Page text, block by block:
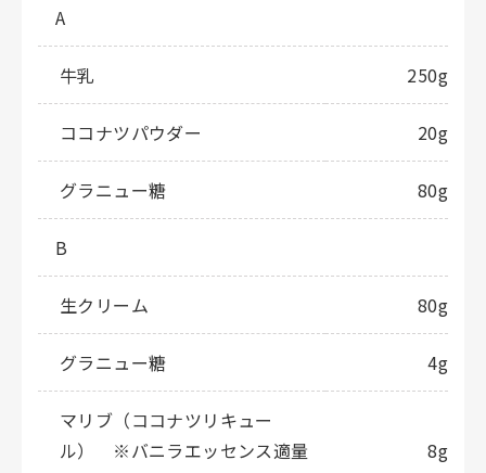
A
牛乳 250g
ココナツパウダー 20g
グラニュー糖 80g
B
生クリーム 80g
グラニュー糖 4g
マリブ（ココナツリキュー
ル） ※バニラエッセンス適量
8g